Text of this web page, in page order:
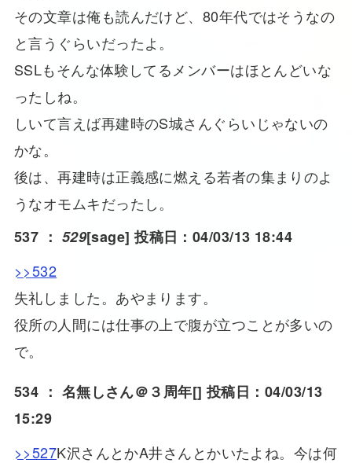
その文章は俺も読んだけど、80年代ではそうなの
と言うぐらいだったよ。
SSLもそんな体験してるメンバーはほとんどいな
ったしね。
しいて言えば再建時のS城さんぐらいじゃないの
かな。
後は、再建時は正義感に燃える若者の集まりのよ
うなオモムキだったし。
537 ： 529[sage] 投稿日：04/03/13 18:44
>>532
失礼しました。あやまります。
役所の人間には仕事の上で腹が立つことが多いの
で。
534 ： 名無しさん＠３周年[] 投稿日：04/03/13
15:29
>>527K沢さんとかA井さんとかいたよね。今は何